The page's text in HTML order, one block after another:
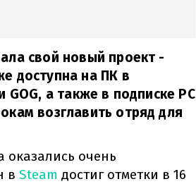
свой новый проект -
доступна на ПК в
GOG, а также в подписке PC
возглавить отряд для
очень
в Steam достиг отметки в 16